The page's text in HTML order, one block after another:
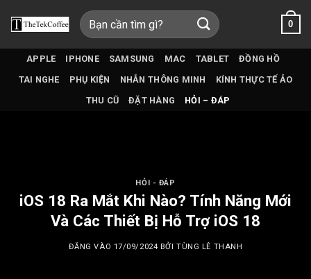
qua
Tìm
kiếm:
0
APPLE IPHONE SAMSUNG MAC TABLET
ĐỒNG HỒ
TAI NGHE
PHỤ KIỆN NHẪN THÔNG MINH
KÍNH THỰC TẾ ẢO
THU CŨ
ĐẶT HÀNG HỎI – ĐÁP
HỎI - ĐÁP
iOS 18 Ra Mắt Khi Nào? Tính Năng Mới
Và Các Thiết Bị Hỗ Trợ iOS 18
ĐĂNG VÀO 17/09/2024 BỞITÙNG LÊ THANH